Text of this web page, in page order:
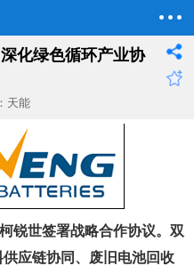
化绿色循环产业协
天能
锐世签署战略合作协议。双
应链协同、废旧电池回收